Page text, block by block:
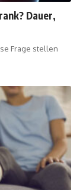
Dauer,
Frage stellen